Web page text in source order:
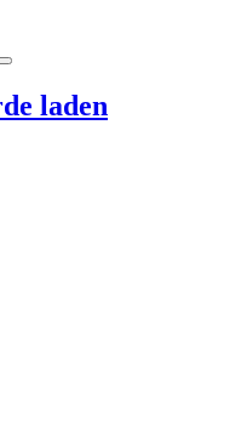
laden